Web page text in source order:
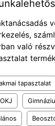
való
tapasztalat
OKJ